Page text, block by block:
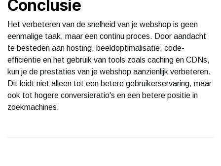
Conclusie
Het verbeteren van de snelheid van je webshop is geen
eenmalige taak, maar een continu proces. Door aandacht
te besteden aan hosting, beeldoptimalisatie, code-
efficiëntie en het gebruik van tools zoals caching en CDNs,
kun je de prestaties van je webshop aanzienlijk verbeteren.
Dit leidt niet alleen tot een betere gebruikerservaring, maar
ook tot hogere conversieratio's en een betere positie in
zoekmachines.